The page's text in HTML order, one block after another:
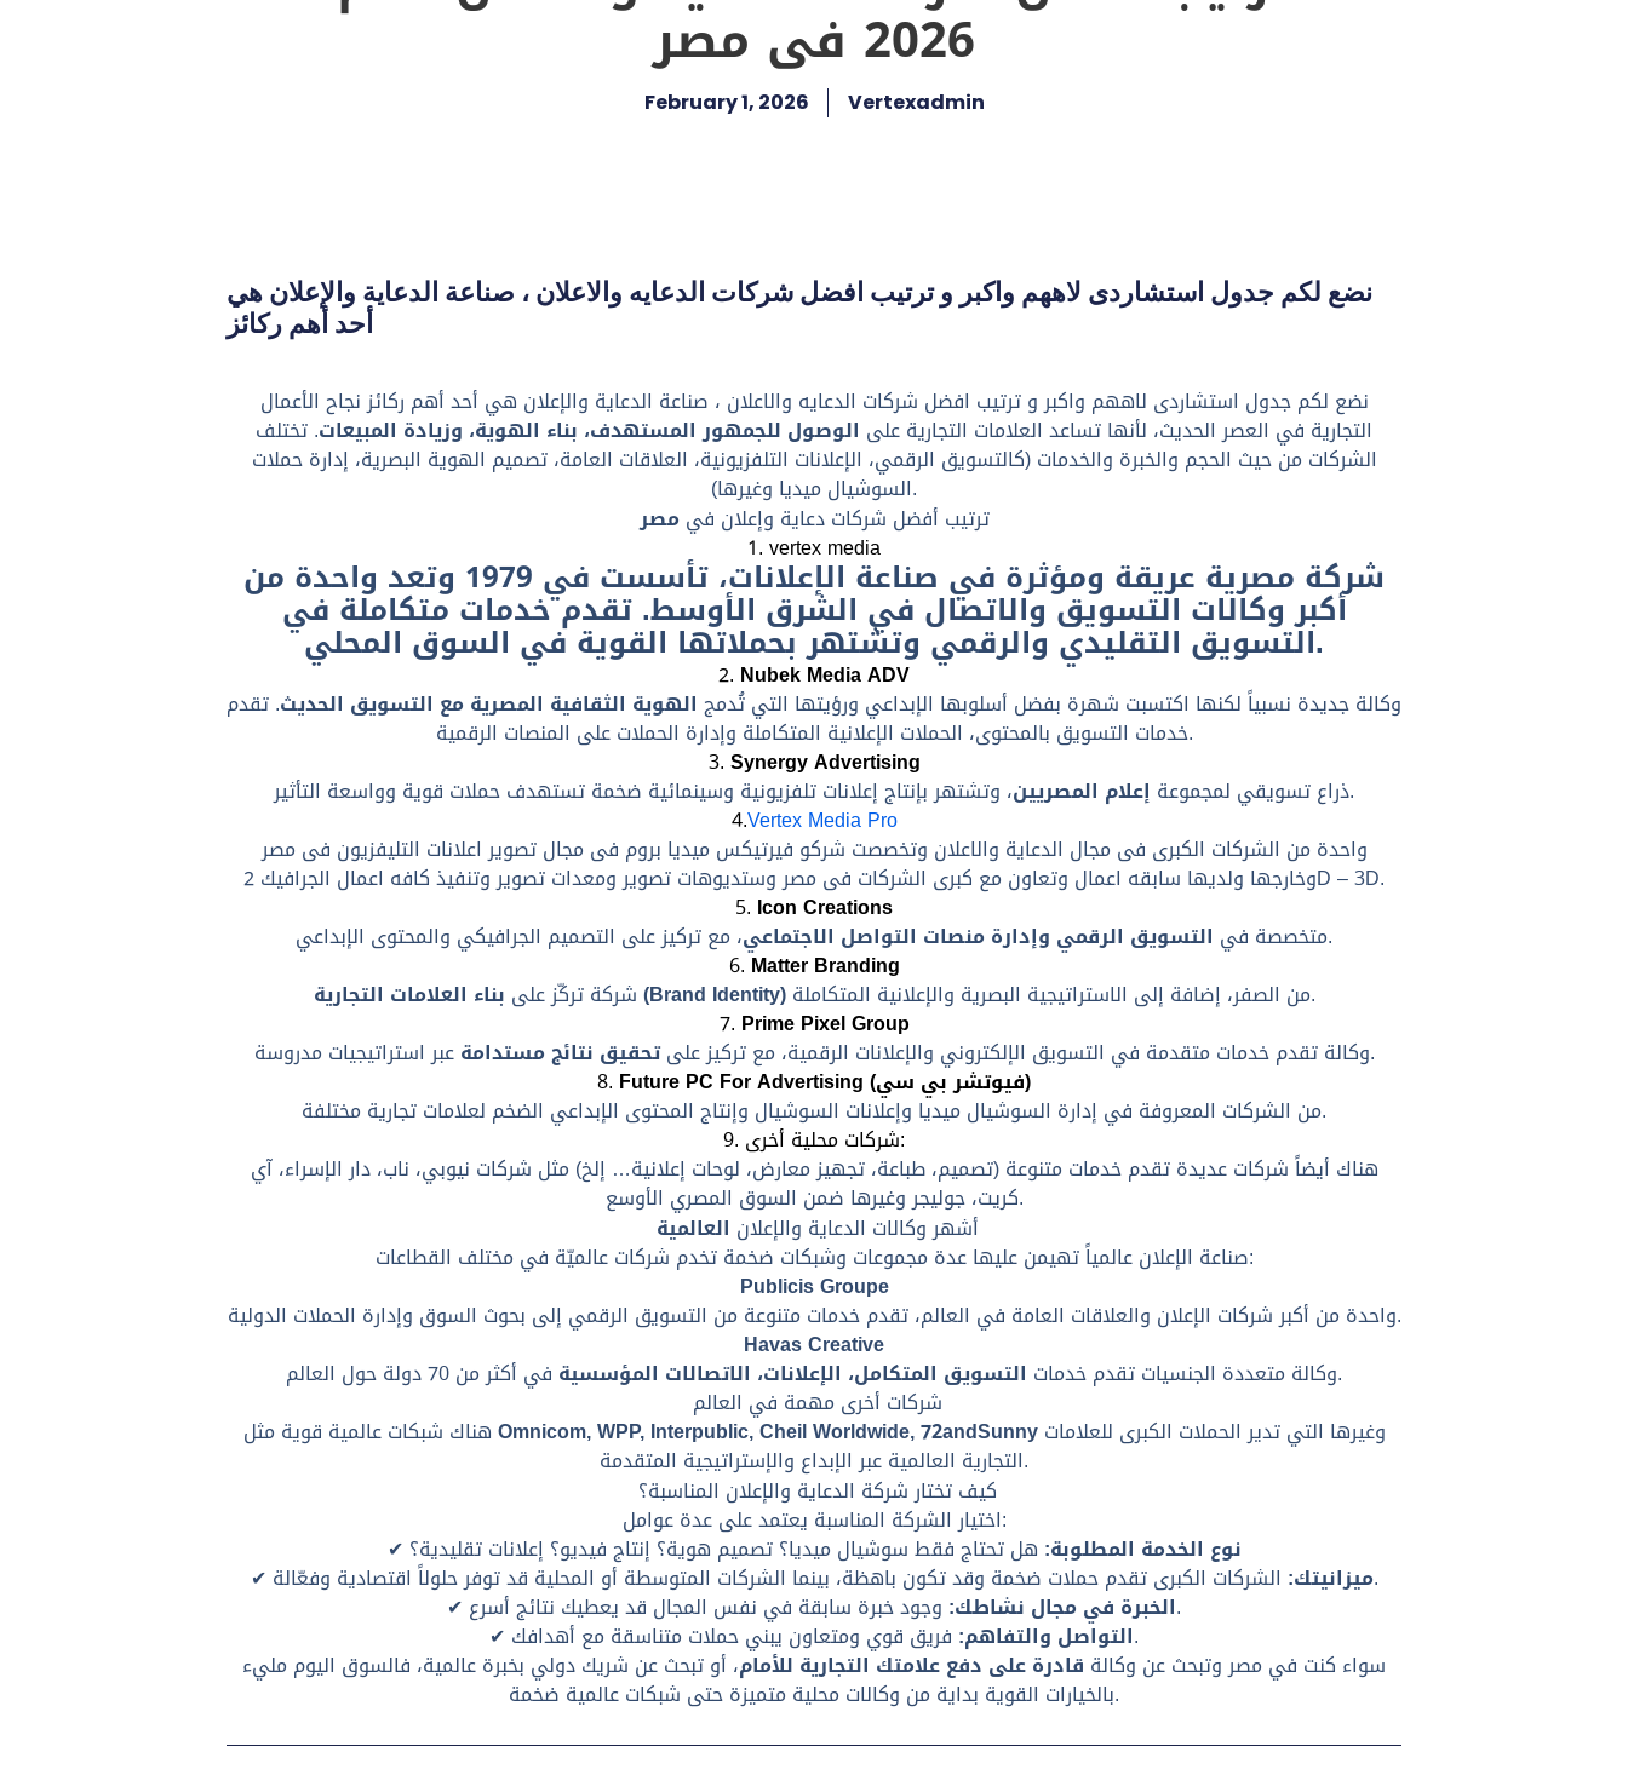
2026 فى مصر
February 1, 2026 Vertexadmin
نضع لكم جدول استشاردى لاههم واكبر و ترتيب افضل شركات الدعايه والاعلان ، صناعة الدعاية والإعلان هي
أحد أهم ركائز
نضع لكم جدول استشاردى لاههم واكبر و ترتيب افضل شركات الدعايه والاعلان ، صناعة الدعاية والإعلان هي أحد أهم ركائز نجاح الأعمال
التجارية في العصر الحديث، لأنها تساعد العلامات التجارية على الوصول للجمهور المستهدف، بناء الهوية، وزيادة المبيعات. تختلف
الشركات من حيث الحجم والخبرة والخدمات (كالتسويق الرقمي، الإعلانات التلفزيونية، العلاقات العامة، تصميم الهوية البصرية، إدارة حملات
السوشيال ميديا وغيرها).
ترتيب أفضل شركات دعاية وإعلان في مصر
1. vertex media
شركة مصرية عريقة ومؤثرة في صناعة الإعلانات، تأسست في 1979 وتعد واحدة من
أكبر وكالات التسويق والاتصال في الشرق الأوسط. تقدم خدمات متكاملة في
التسويق التقليدي والرقمي وتشتهر بحملاتها القوية في السوق المحلي.
2. Nubek Media ADV
وكالة جديدة نسبياً لكنها اكتسبت شهرة بفضل أسلوبها الإبداعي ورؤيتها التي تُدمج الهوية الثقافية المصرية مع التسويق الحديث. تقدم
خدمات التسويق بالمحتوى، الحملات الإعلانية المتكاملة وإدارة الحملات على المنصات الرقمية.
3.Synergy Advertising
ذراع تسويقي لمجموعة إعلام المصريين ، وتشتهر بإنتاج إعلانات تلفزيونية وسينمائية ضخمة تستهدف حملات قوية وواسعة التأثير.
4.Vertex Media Pro
واحدة من الشركات الكبرى فى مجال الدعاية والاعلان وتخصصت شركو فيرتيكس ميديا بروم فى مجال تصوير اعلانات التليفزيون فى مصر
وخارجها ولديها سابقه اعمال وتعاون مع كبرى الشركات فى مصر وستديوهات تصوير ومعدات تصوير وتنفيذ كافه اعمال الجرافيك 2D – 3D.
5. Icon Creations
متخصصة في التسويق الرقمي وإدارة منصات التواصل الاجتماعي ، مع تركيز على التصميم الجرافيكي والمحتوى الإبداعي.
6.Matter Branding
شركة تركّز علىبناء العلامات التجارية (Brand Identity) من الصفر، إضافة إلى الاستراتيجية البصرية والإعلانية المتكاملة.
7. Prime Pixel Group
وكالة تقدم خدمات متقدمة في التسويق الإلكتروني والإعلانات الرقمية، مع تركيز علىتحقيق نتائج مستدامة عبر استراتيجيات مدروسة.
8. Future PC For Advertising (فيوتشر بي سي)
من الشركات المعروفة في إدارة السوشيال ميديا وإعلانات السوشيال وإنتاج المحتوى الإبداعي الضخم لعلامات تجارية مختلفة.
9. شركات محلية أخرى:
هناك أيضاً شركات عديدة تقدم خدمات متنوعة (تصميم، طباعة، تجهيز معارض، لوحات إعلانية… إلخ) مثل شركات نيوبي، ناب، دار الإسراء، آي
كريت، جوليجر وغيرها ضمن السوق المصري الأوسع.
أشهر وكالات الدعاية والإعلان العالمية
صناعة الإعلان عالمياً تهيمن عليها عدة مجموعات وشبكات ضخمة تخدم شركات عالميّة في مختلف القطاعات:
Publicis Groupe
واحدة من أكبر شركات الإعلان والعلاقات العامة في العالم، تقدم خدمات متنوعة من التسويق الرقمي إلى بحوث السوق وإدارة الحملات الدولية.
Havas Creative
وكالة متعددة الجنسيات تقدم خدمات التسويق المتكامل، الإعلانات، الاتصالات المؤسسية في أكثر من 70 دولة حول العالم.
شركات أخرى مهمة في العالم
Omnicom, WPP, Interpublic, Cheil Worldwide, 72andSunnyوغيرها التي تدير الحملات الكبرى للعلامات
التجارية العالمية عبر الإبداع والإستراتيجية المتقدمة.
كيف تختار شركة الدعاية والإعلان المناسبة؟
اختيار الشركة المناسبة يعتمد على عدة عوامل:
✔ نوع الخدمة المطلوبة: هل تحتاج فقط سوشيال ميديا؟ تصميم هوية؟ إنتاج فيديو؟ إعلانات تقليدية؟
✔ ميزانيتك:الشركات الكبرى تقدم حملات ضخمة وقد تكون باهظة، بينما الشركات المتوسطة أو المحلية قد توفر حلولاً اقتصادية وفعّالة.
✔ الخبرة في مجال نشاطك:وجود خبرة سابقة في نفس المجال قد يعطيك نتائج أسرع.
✔ التواصل والتفاهم:فريق قوي ومتعاون يبني حملات متناسقة مع أهدافك.
سواء كنت في مصر وتبحث عن وكالة قادرة على دفع علامتك التجارية للأمام، أو تبحث عن شريك دولي بخبرة عالمية، فالسوق اليوم مليء
بالخيارات القوية بداية من وكالات محلية متميزة حتى شبكات عالمية ضخمة.